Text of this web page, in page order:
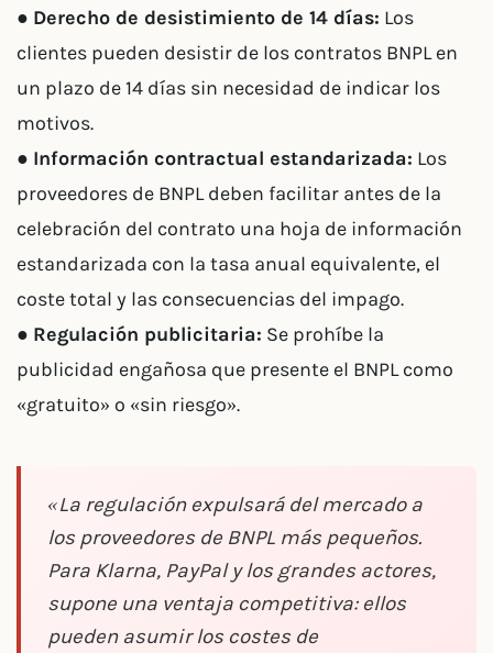
● Derecho de desistimiento de 14 días: Los
clientes pueden desistir de los contratos BNPL en
un plazo de 14 días sin necesidad de indicar los
motivos.
● Información contractual estandarizada: Los
proveedores de BNPL deben facilitar antes de la
celebración del contrato una hoja de información
estandarizada con la tasa anual equivalente, el
coste total y las consecuencias del impago.
● Regulación publicitaria: Se prohíbe la
publicidad engañosa que presente el BNPL como
«gratuito» o «sin riesgo».
«La regulación expulsará del mercado a
los proveedores de BNPL más pequeños.
Para Klarna, PayPal y los grandes actores,
supone una ventaja competitiva: ellos
pueden asumir los costes de